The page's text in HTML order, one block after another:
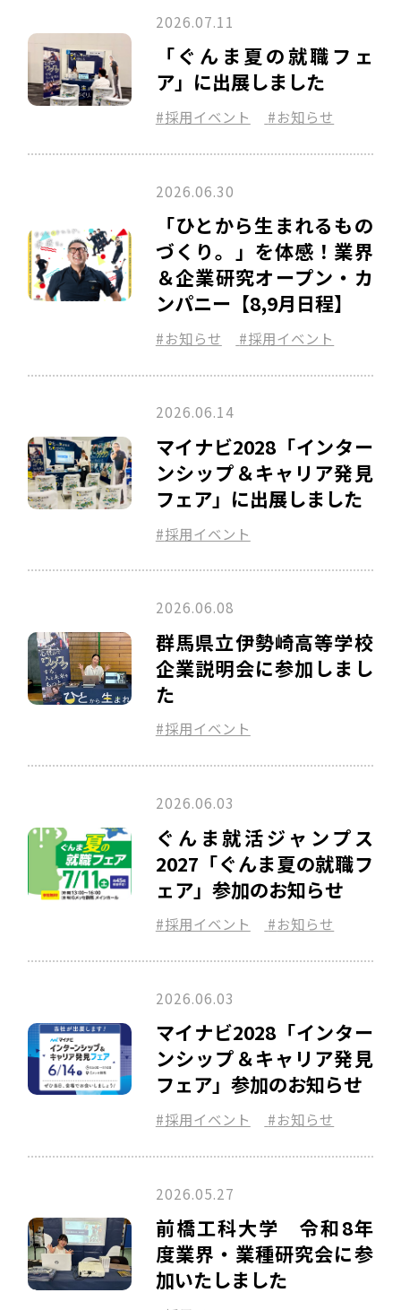
2026.07.11
「ぐんま夏の就職フェ
ア」に出展しました
採用イベント お知らせ
2026.06.30
「ひとから生まれるもの
づくり。」を体感！業界
＆企業研究オープン・カ
ンパニー【8,9月日程】
お知らせ 採用イベント
2026.06.14
マイナビ2028「インター
ンシップ＆キャリア発見
フェア」に出展しました
採用イベント
2026.06.08
群馬県立伊勢崎高等学校
企業説明会に参加しまし
た
採用イベント
2026.06.03
ぐんま就活ジャンプス
2027「ぐんま夏の就職フ
ェア」参加のお知らせ
採用イベント お知らせ
2026.06.03
マイナビ2028「インター
ンシップ＆キャリア発見
フェア」参加のお知らせ
採用イベント お知らせ
2026.05.27
前橋工科大学 令和8年
度業界・業種研究会に参
加いたしました